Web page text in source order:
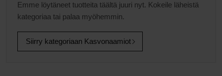
Emme löytäneet tuotteita täältä juuri nyt. Kokeile läheistä
kategoriaa tai palaa myöhemmin.
Siirry kategoriaan Kasvonaamiot